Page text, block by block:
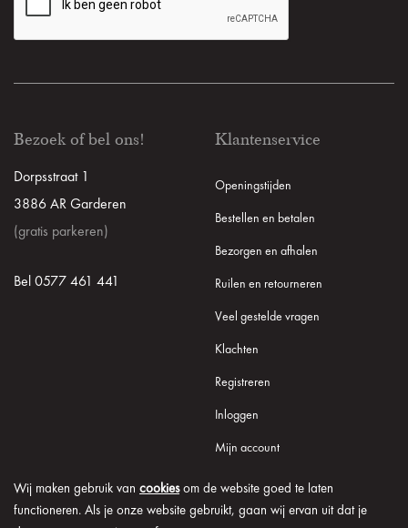
Wij maken gebruik van cookiesom de website goed te laten
functioneren. Als je onze website gebruikt, gaan wij ervan uit dat je
Bezoek of bel ons!
Dorpsstraat 1
3886 AR Garderen
(gratis parkeren)
Bel 0577 461 441
Klantenservice
Openingstijden
Bestellen en betalen
Bezorgen en afhalen
Ruilen en retourneren
Veel gestelde vragen
Klachten
Registreren
Inloggen
Mijn account